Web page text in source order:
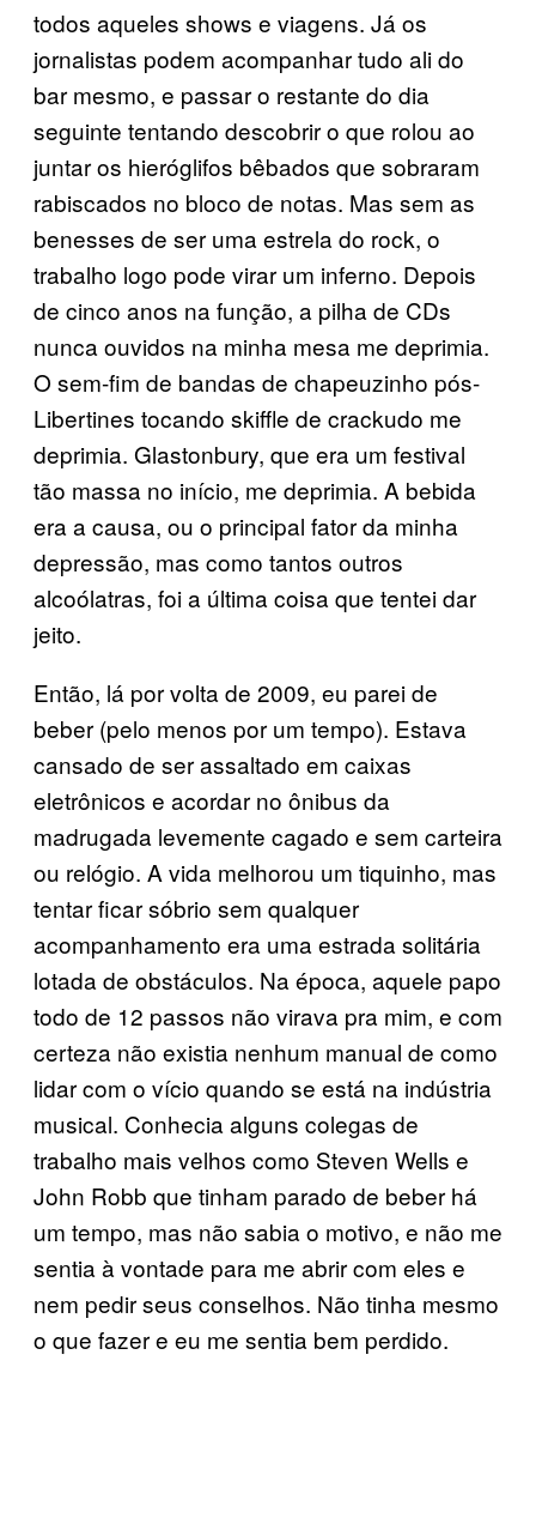
todos aqueles shows e viagens. Já os
jornalistas podem acompanhar tudo ali do
bar mesmo, e passar o restante do dia
seguinte tentando descobrir o que rolou ao
juntar os hieróglifos bêbados que sobraram
rabiscados no bloco de notas. Mas sem as
benesses de ser uma estrela do rock, o
trabalho logo pode virar um inferno. Depois
de cinco anos na função, a pilha de CDs
nunca ouvidos na minha mesa me deprimia.
O sem-fim de bandas de chapeuzinho pós-
Libertines tocando skiffle de crackudo me
deprimia. Glastonbury, que era um festival
tão massa no início, me deprimia. A bebida
era a causa, ou o principal fator da minha
depressão, mas como tantos outros
alcoólatras, foi a última coisa que tentei dar
jeito.
Então, lá por volta de 2009, eu parei de
beber (pelo menos por um tempo). Estava
cansado de ser assaltado em caixas
eletrônicos e acordar no ônibus da
madrugada levemente cagado e sem carteira
ou relógio. A vida melhorou um tiquinho, mas
tentar ficar sóbrio sem qualquer
acompanhamento era uma estrada solitária
lotada de obstáculos. Na época, aquele papo
todo de 12 passos não virava pra mim, e com
certeza não existia nenhum manual de como
lidar com o vício quando se está na indústria
musical. Conhecia alguns colegas de
trabalho mais velhos como Steven Wells e
John Robb que tinham parado de beber há
um tempo, mas não sabia o motivo, e não me
sentia à vontade para me abrir com eles e
nem pedir seus conselhos. Não tinha mesmo
o que fazer e eu me sentia bem perdido.